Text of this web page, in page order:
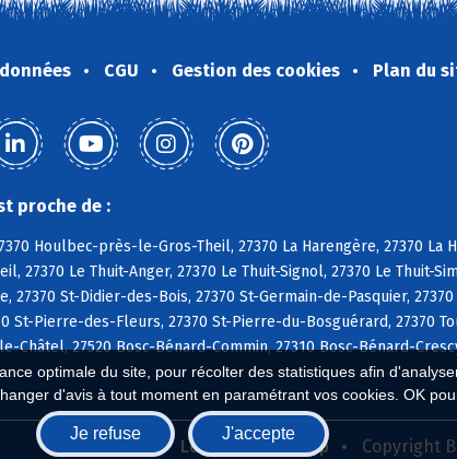
optimale du site, pour récolter des statistiques afin
d'avis à tout moment en paramétrant vos cookies. OK
Je refuse J'accepte
CGU Gestion des cookies Plan du
proche de :
Houlbec-près-le-Gros-Theil, 27370 La Harengère, 27370 La
27370 Le Thuit-Anger, 27370 Le Thuit-Signol, 27370 Le Thuit-
27370 St-Didier-des-Bois, 27370 St-Germain-de-Pasquier,
St-Pierre-des-Fleurs, 27370 St-Pierre-du-Bosguérard, 27370
27520 Bosc-Bénard-Commin, 27310 Bosc-Bénard-
Biocoop.fr Le réseau Biocoop Copyright